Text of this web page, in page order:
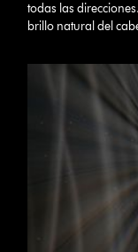
todas las
brillo natural del